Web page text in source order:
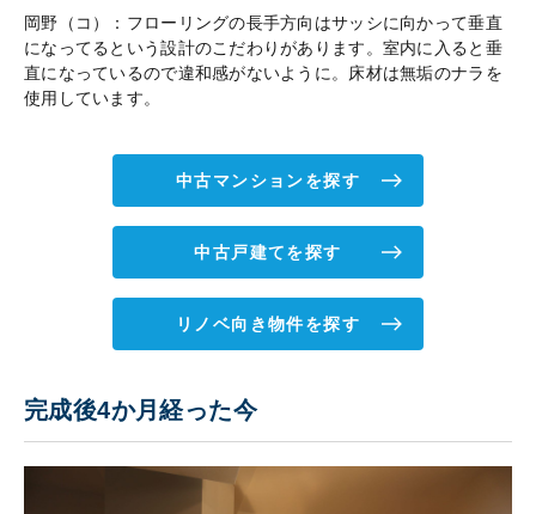
岡野（コ）：フローリングの長手方向はサッシに向かって垂直
になってるという設計のこだわりがあります。室内に入ると垂
直になっているので違和感がないように。床材は無垢のナラを
使用しています。
中古マンションを探す
中古戸建てを探す
リノベ向き物件を探す
完成後4か月経った今